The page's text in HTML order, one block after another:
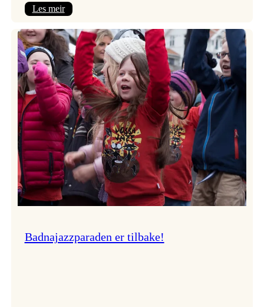
Les meir:
2026
–
Ingunn van Etten
Badnajazzparaden er tilbake!